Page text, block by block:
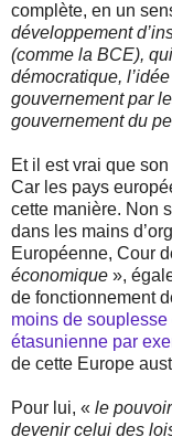
complète, en un
développement
(comme la BCE),
démocratique,
gouvernement par
gouvernement du
Et il est vrai que
Car les pays
cette manière. Non
dans les mains
Européenne, Cour
économique »,
de fonctionnement
moins de souplesse
étasunienne par
de cette Europe
Pour lui, « le
devenir celui des